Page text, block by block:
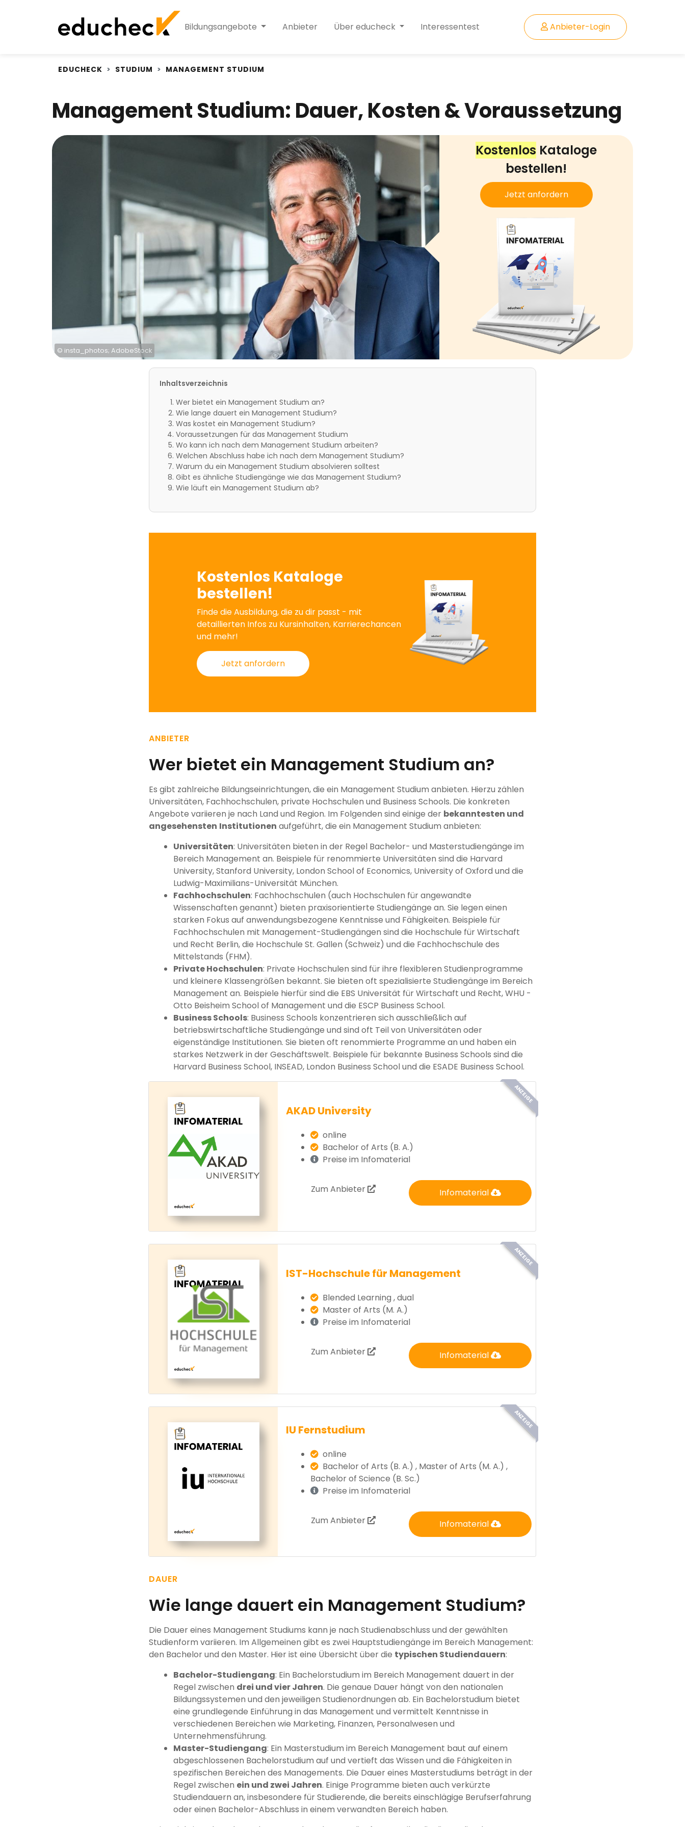
Bildungsangebote Anbieter Über educheck Interessentest Anbieter-Login
EDUCHECK STUDIUM MANAGEMENT STUDIUM
Management Studium: Dauer, Kosten & Voraussetzung
© insta_photos; AdobeStock
Kostenlos Kataloge
bestellen!
Jetzt anfordern
Inhaltsverzeichnis
Wer bietet ein Management Studium an?
Wie lange dauert ein Management Studium?
Was kostet ein Management Studium?
Voraussetzungen für das Management Studium
Wo kann ich nach dem Management Studium arbeiten?
Welchen Abschluss habe ich nach dem Management Studium?
Warum du ein Management Studium absolvieren solltest
Gibt es ähnliche Studiengänge wie das Management Studium?
Wie läuft ein Management Studium ab?
Kostenlos Kataloge
bestellen!
Finde die Ausbildung, die zu dir passt - mit
detaillierten Infos zu Kursinhalten, Karrierechancen
und mehr!
Jetzt anfordern
ANBIETER
Wer bietet ein Management Studium an?
Es gibt zahlreiche Bildungseinrichtungen, die ein Management Studium anbieten. Hierzu zählen
Universitäten, Fachhochschulen, private Hochschulen und Business Schools. Die konkreten
Angebote variieren je nach Land und Region. Im Folgenden sind einige der bekanntesten und
angesehensten Institutionen aufgeführt, die ein Management Studium anbieten:
Universitäten: Universitäten bieten in der Regel Bachelor- und Masterstudiengänge im
Bereich Management an. Beispiele für renommierte Universitäten sind die Harvard
University, Stanford University, London School of Economics, University of Oxford und die
Ludwig-Maximilians-Universität München.
Fachhochschulen: Fachhochschulen (auch Hochschulen für angewandte
Wissenschaften genannt) bieten praxisorientierte Studiengänge an. Sie legen einen
starken Fokus auf anwendungsbezogene Kenntnisse und Fähigkeiten. Beispiele für
Fachhochschulen mit Management-Studiengängen sind die Hochschule für Wirtschaft
und Recht Berlin, die Hochschule St. Gallen (Schweiz) und die Fachhochschule des
Mittelstands (FHM).
Private Hochschulen: Private Hochschulen sind für ihre flexibleren Studienprogramme
und kleinere Klassengrößen bekannt. Sie bieten oft spezialisierte Studiengänge im Bereich
Management an. Beispiele hierfür sind die EBS Universität für Wirtschaft und Recht, WHU -
Otto Beisheim School of Management und die ESCP Business School.
Business Schools: Business Schools konzentrieren sich ausschließlich auf
betriebswirtschaftliche Studiengänge und sind oft Teil von Universitäten oder
eigenständige Institutionen. Sie bieten oft renommierte Programme an und haben ein
starkes Netzwerk in der Geschäftswelt. Beispiele für bekannte Business Schools sind die
Harvard Business School, INSEAD, London Business School und die ESADE Business School.
ANZEIGE
AKAD University
online
Bachelor of Arts (B. A.)
Preise im Infomaterial
Zum Anbieter Infomaterial
ANZEIGE
IST-Hochschule für Management
Blended Learning , dual
Master of Arts (M. A.)
Preise im Infomaterial
Zum Anbieter Infomaterial
ANZEIGE
IU Fernstudium
online
Bachelor of Arts (B. A.) , Master of Arts (M. A.) ,
Bachelor of Science (B. Sc.)
Preise im Infomaterial
Zum Anbieter Infomaterial
DAUER
Wie lange dauert ein Management Studium?
Die Dauer eines Management Studiums kann je nach Studienabschluss und der gewählten
Studienform variieren. Im Allgemeinen gibt es zwei Hauptstudiengänge im Bereich Management:
den Bachelor und den Master. Hier ist eine Übersicht über die typischen Studiendauern:
Bachelor-Studiengang: Ein Bachelorstudium im Bereich Management dauert in der
Regel zwischen drei und vier Jahren. Die genaue Dauer hängt von den nationalen
Bildungssystemen und den jeweiligen Studienordnungen ab. Ein Bachelorstudium bietet
eine grundlegende Einführung in das Management und vermittelt Kenntnisse in
verschiedenen Bereichen wie Marketing, Finanzen, Personalwesen und
Unternehmensführung.
Master-Studiengang: Ein Masterstudium im Bereich Management baut auf einem
abgeschlossenen Bachelorstudium auf und vertieft das Wissen und die Fähigkeiten in
spezifischen Bereichen des Managements. Die Dauer eines Masterstudiums beträgt in der
Regel zwischen ein und zwei Jahren. Einige Programme bieten auch verkürzte
Studiendauern an, insbesondere für Studierende, die bereits einschlägige Berufserfahrung
oder einen Bachelor-Abschluss in einem verwandten Bereich haben.